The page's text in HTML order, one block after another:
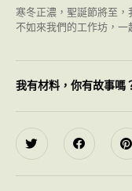
寒冬正濃，聖誕節將至，
不如來我們的工作坊，一
我有材料，你有故事嗎